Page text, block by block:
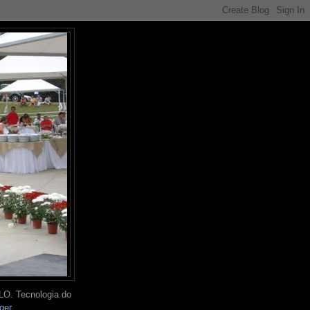
Tecnologia do
.